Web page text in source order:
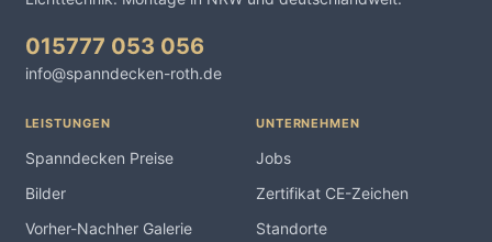
015777 053 056
info@spanndecken-roth.de
LEISTUNGEN
Spanndecken Preise
Bilder
Vorher-Nachher Galerie
UNTERNEHMEN
Jobs
Zertifikat CE-Zeichen
Standorte